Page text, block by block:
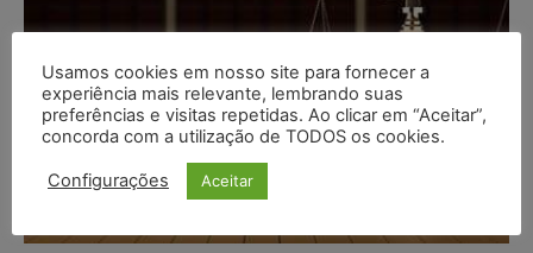
Usamos cookies em nosso site para fornecer a
experiência mais relevante, lembrando suas
preferências e visitas repetidas. Ao clicar em “Aceitar”,
concorda com a utilização de TODOS os cookies.
Configurações Aceitar